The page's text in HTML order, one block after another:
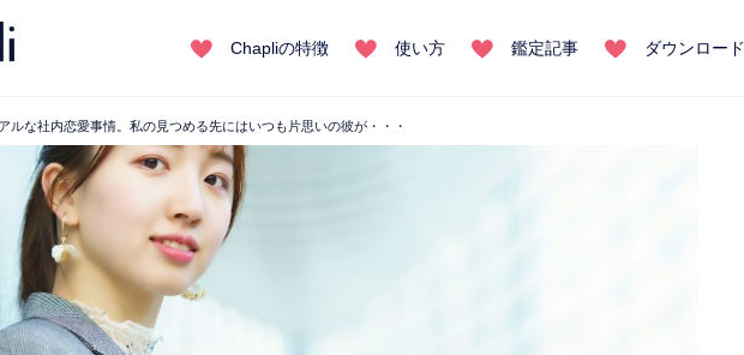
Chapliの特徴 使い方 鑑定記事 ダウンロード
ルな社内恋愛事情。私の見つめる先にはいつも片思いの彼が・・・